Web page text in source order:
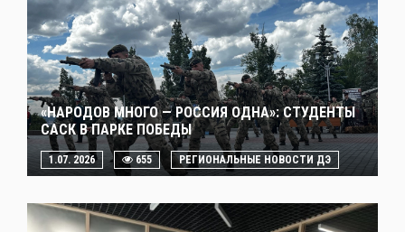
«НАРОДОВ МНОГО — РОССИЯ ОДНА»: СТУДЕНТЫ
САСК В ПАРКЕ ПОБЕДЫ
1.07. 2026 655 РЕГИОНАЛЬНЫЕ НОВОСТИ ДЭ